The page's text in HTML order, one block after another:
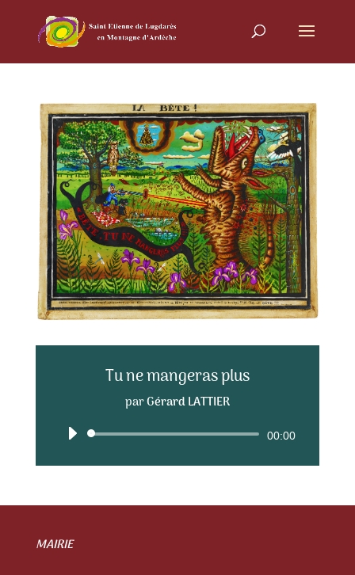
Tu ne mangeras plus
parGérard LATTIER
Lecteur
00:00
MAIRIE